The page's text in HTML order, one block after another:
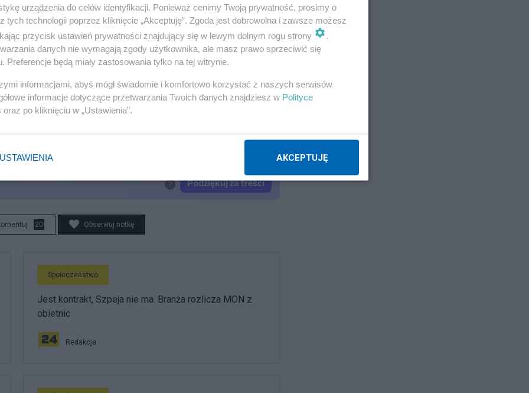
zaskoczy
Nie zgadniecie gdzie
Powstaje film o Jennifer Lopez
Żona Stocha odpowiada
krytyki Polski i Węgier w mediach
20 Obserwuj notkę
Społeczeństwo
Jest kontrakt, Szpeja nie ma. Branża rozlicza MON z
obietnic
Redakcja
urządzenia do celów identyfikacji. Ponieważ cenimy Twoją prywatność, prosimy o
tych technologii poprzez kliknięcie „Akceptuję”. Zgoda jest dobrowolna i zawsze możesz
przycisk ustawień prywatności znajdujący się w lewym dolnym rogu strony
.
danych nie wymagają zgody użytkownika, ale masz prawo sprzeciwić się
Preferencje będą miały zastosowania tylko na tej witrynie.
informacjami, abyś mógł świadomie i komfortowo korzystać z naszych serwisów
informacje dotyczące przetwarzania Twoich danych znajdziesz w Polityce
oraz po kliknięciu w „Ustawienia”.
USTAWIENIA AKCEPTUJĘ